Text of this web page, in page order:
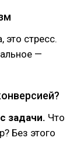
стресс.
—
задачи. Что
Без этого